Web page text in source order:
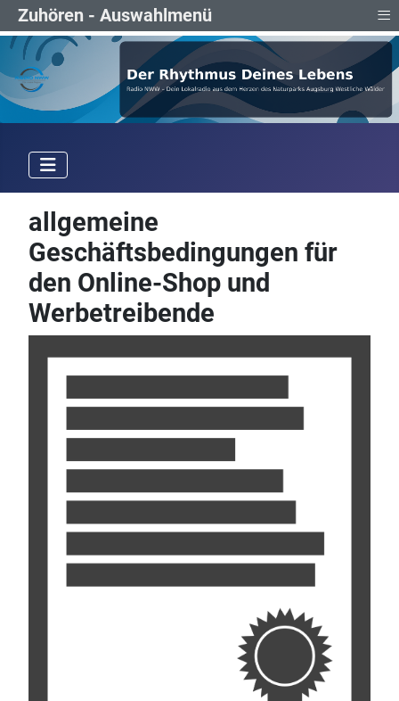
allgemeine
Geschäftsbedingungen für
den Online-Shop und
Werbetreibende
Zuhören - Auswahlmenü ≡